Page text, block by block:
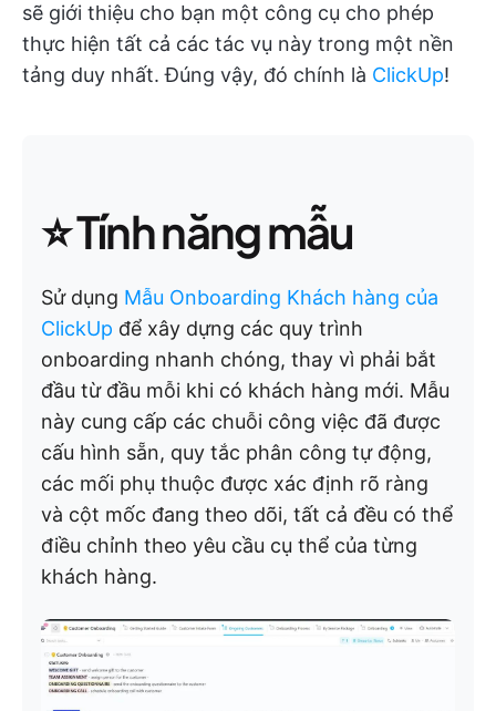
sẽ giới thiệu cho bạn một công cụ cho phép
thực hiện tất cả các tác vụ này trong một nền
tảng duy nhất. Đúng vậy, đó chính là ClickUp!
⭐ Tính năng mẫu
Sử dụng Mẫu Onboarding Khách hàng của
ClickUp để xây dựng các quy trình
onboarding nhanh chóng, thay vì phải bắt
đầu từ đầu mỗi khi có khách hàng mới. Mẫu
này cung cấp các chuỗi công việc đã được
cấu hình sẵn, quy tắc phân công tự động,
các mối phụ thuộc được xác định rõ ràng
và cột mốc đang theo dõi, tất cả đều có thể
điều chỉnh theo yêu cầu cụ thể của từng
khách hàng.